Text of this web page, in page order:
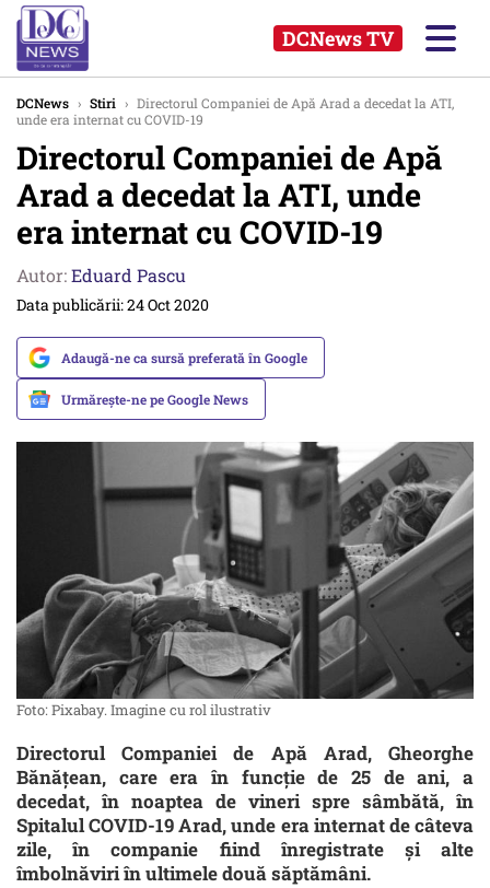
DCNews TV
DCNews › Stiri › Directorul Companiei de Apă Arad a decedat la ATI,
unde era internat cu COVID-19
Directorul Companiei de Apă
Arad a decedat la ATI, unde
era internat cu COVID-19
Autor:Eduard Pascu
Data publicării: 24 Oct 2020
Adaugă-ne ca sursă preferată în Google
Urmărește-ne pe Google News
Foto: Pixabay. Imagine cu rol ilustrativ
Directorul Companiei de Apă Arad, Gheorghe
Bănăţean, care era în funcţie de 25 de ani, a
decedat, în noaptea de vineri spre sâmbătă, în
Spitalul COVID-19 Arad, unde era internat de câteva
zile, în companie fiind înregistrate şi alte
îmbolnăviri în ultimele două săptămâni.